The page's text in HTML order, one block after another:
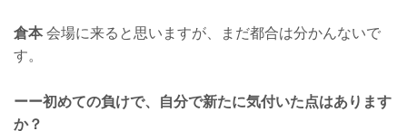
倉本会場に来ると思いますが、まだ都合は分かんないで
す。
ーー初めての負けで、自分で新たに気付いた点はあります
か？